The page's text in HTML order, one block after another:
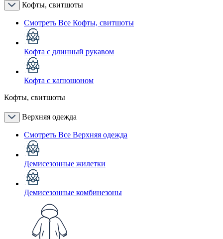
Кофты, свитшоты
Смотреть Все Кофты, свитшоты
Кофта с длинный рукавом
Кофта с капюшоном
Кофты, свитшоты
Верхняя одежда
Смотреть Все Верхняя одежда
Демисезонные жилетки
Демисезонные комбинезоны